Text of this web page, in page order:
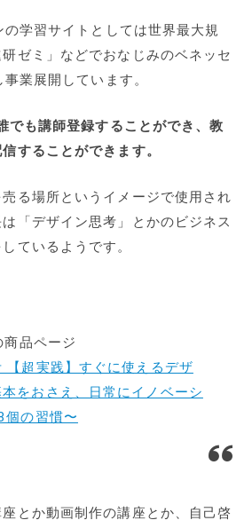
学習サイトとしては世界最大規
ゼミ」などでおなじみのベネッセ
業展開しています。
でも講師登録することができ、教
することができます。
る場所というイメージで使用され
「デザイン思考」とかのビジネス
ているようです。
品ページ
【超実践】すぐに使えるデザ
をおさえ、日常にイノベーシ
個の習慣〜
とか動画制作の講座とか、自己啓